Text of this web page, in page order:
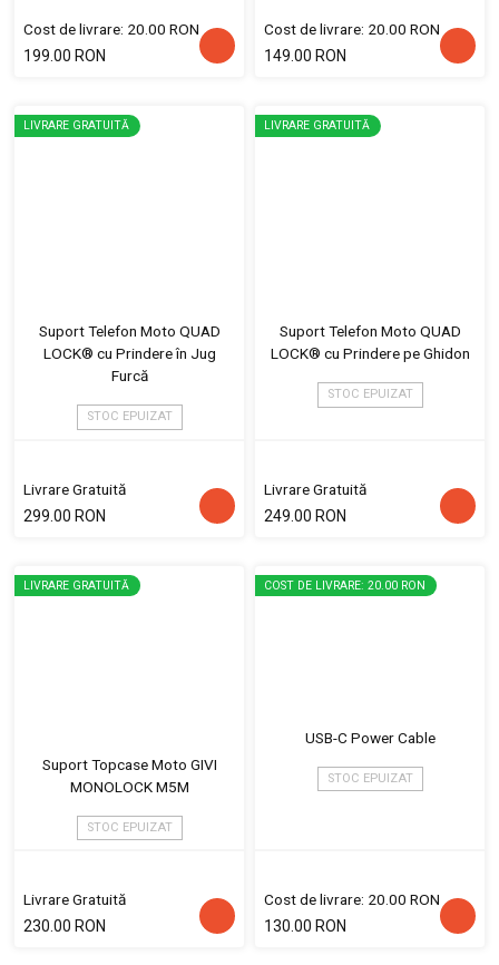
Cost de livrare: 20.00 RON
199.00 RON
Cost de livrare: 20.00 RON
149.00 RON
LIVRARE GRATUITĂ
Suport Telefon Moto QUAD
LOCK® cu Prindere în Jug
Furcă
STOC EPUIZAT
Livrare Gratuită
299.00 RON
LIVRARE GRATUITĂ
Suport Telefon Moto QUAD
LOCK® cu Prindere pe Ghidon
STOC EPUIZAT
Livrare Gratuită
249.00 RON
LIVRARE GRATUITĂ
Suport Topcase Moto GIVI
MONOLOCK M5M
STOC EPUIZAT
Livrare Gratuită
230.00 RON
COST DE LIVRARE: 20.00 RON
USB-C Power Cable
STOC EPUIZAT
Cost de livrare: 20.00 RON
130.00 RON